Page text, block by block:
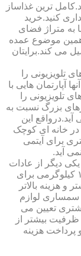
ترین غذاساز
تومان خریداری کنید.خرید
به متراژ فضای
موضوع عمده
می کند.برایتان
تلویزیونی را
آپارتمان هایی با
تلویزیونی را
بزرگ نسبت به
این
خانه ای کوچک
برای آیتمی
آید.
دیگر از عادات
نادرست مشتریان ایرانی است.یک لباسشویی ١٢ کیلوگرمی برای
و هزینه بالاتر
سمساری لوازم
تعیین می
بیشتر از
پرداخت هزینه